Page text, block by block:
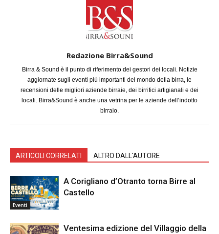
Redazione Birra&Sound
Birra & Sound è il punto di riferimento dei gestori dei locali. Notizie
aggiornate sugli eventi più importanti del mondo della birra, le
recensioni delle migliori aziende birraie, dei birrifici artigianali e dei
locali. Birra&Sound è anche una vetrina per le aziende dell’indotto
birraio.
ARTICOLI CORRELATI ALTRO DALL'AUTORE
Eventi
A Corigliano d’Otranto torna Birre al
Castello
Ventesima edizione del Villaggio della